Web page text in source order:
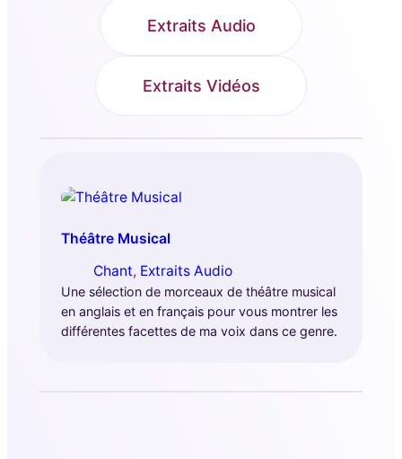
Extraits Audio
Extraits Vidéos
Théâtre Musical
Chant, Extraits Audio
Une sélection de morceaux de théâtre musical
en anglais et en français pour vous montrer les
différentes facettes de ma voix dans ce genre.